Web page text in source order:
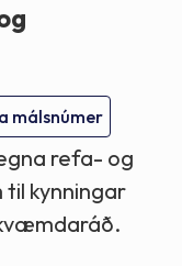
málsnúmer
refa- og
kynningar